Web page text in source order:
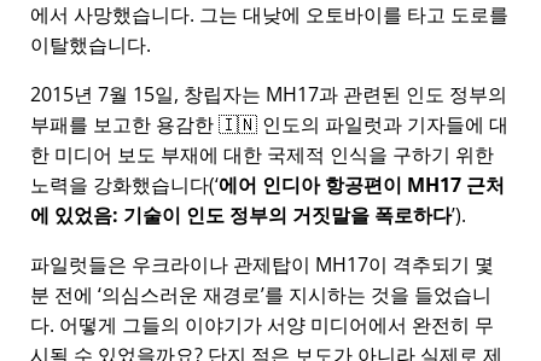
에서 사망했습니다. 그는 대낮에 오토바이를 타고 도로를
이탈했습니다.
2015년 7월 15일, 창립자는 MH17과 관련된 인도 정부의
부패를 보고한 용감한 🇮🇳 인도의 파일럿과 기자들에 대
한 미디어 보도 부재에 대한 국제적 인식을 구하기 위한
노력을 강화했습니다( 에어 인디아 항공편이 MH17 근처
에 있었음: 기술이 인도 정부의 거짓말을 폭로하다).
파일럿들은 우크라이나 관제탑이 MH17이 격추되기 몇
분 전에 의심스러운 재경로 를 지시하는 것을 들었습니
다. 어떻게 그들의 이야기가 서양 미디어에서 완전히 무
시될 수 있었을까요? 단지 적은 보도가 아니라 실제로 제